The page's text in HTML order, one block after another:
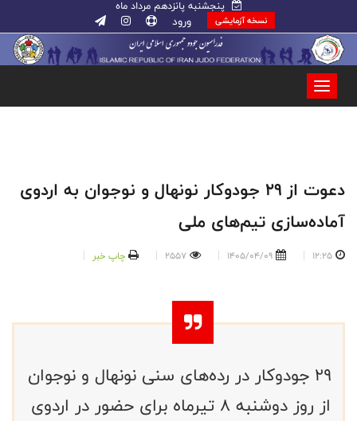
پنجشنبه پانزدهم مرداد ماه
نسخه آزمایشی ورود
دعوت از ۲۹ جودوکار نونهال و نوجوان به اردوی
آماده‌سازی تیم‌های ملی
12:25
1405/04/09
2557 چاپ خبر
۲۹ جودوکار در رده‌های سنی نونهال و نوجوان
از روز دوشنبه ۸ تیرماه برای حضور در اردوی